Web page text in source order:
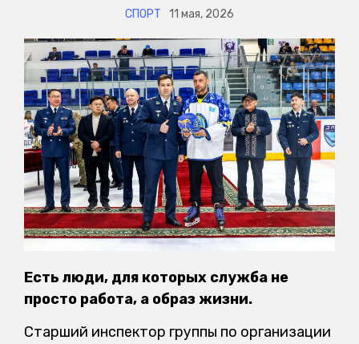
СПОРТ 11 мая, 2026
Есть люди, для которых служба не
просто работа, а образ жизни.
Старший инспектор группы по организации